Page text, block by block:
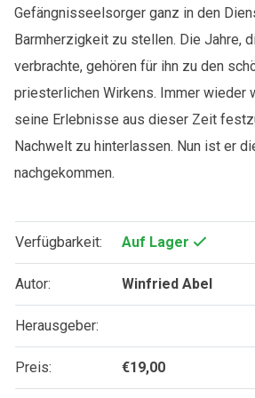
Gefängnisseelsorger ganz in den
Barmherzigkeit zu stellen. Die Jahre,
verbrachte, gehören für ihn zu den
priesterlichen Wirkens. Immer wieder
seine Erlebnisse aus dieser Zeit
Nachwelt zu hinterlassen. Nun ist er
nachgekommen.
Verfügbarkeit: Auf Lager
Autor: Winfried Abel
Herausgeber:
Preis: €19,00